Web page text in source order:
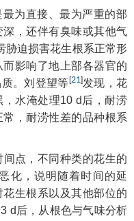
为直接、最为严重的部
，还伴有臭味或其他气
胁迫损害花生根系正常形
影响了地上部各器官的
。刘登望等 [21]发现，花
水淹处理10 d后，耐涝
，耐涝性差的品种根系
点，不同种类的花生的
化，说明随着时间的延
生根系以及其他部位的
d后，从根色与气味分析